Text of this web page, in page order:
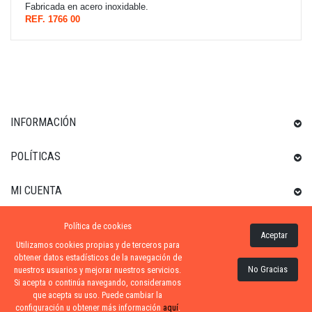
Fabricada en acero inoxidable.
REF. 1766 00
INFORMACIÓN
POLÍTICAS
MI CUENTA
INFORMACIÓN SOBRE LA TIENDA
ZONA-PISCINA| DISTRIBUIDORES OFICIALES KRIPSOL
Política de cookies
Utilizamos cookies propias y de terceros para
obtener datos estadísticos de la navegación de
nuestros usuarios y mejorar nuestros servicios.
Si acepta o continúa navegando, consideramos
que acepta su uso. Puede cambiar la
configuración u obtener más información aquí.
Aceptar
No Gracias